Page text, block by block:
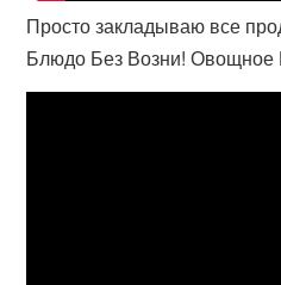
Просто закладываю все
Блюдо Без Возни! Овощное